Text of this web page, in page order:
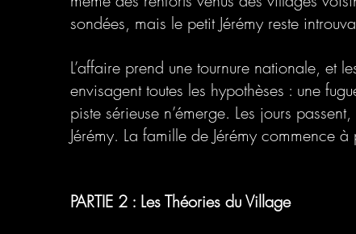
sondées, mais le petit Jérémy reste
L’affaire prend une tournure nationale, et
envisagent toutes les hypothèses : une
piste sérieuse n’émerge. Les jours
Jérémy. La famille de Jérémy commence
PARTIE 2 : Les Théories du Village